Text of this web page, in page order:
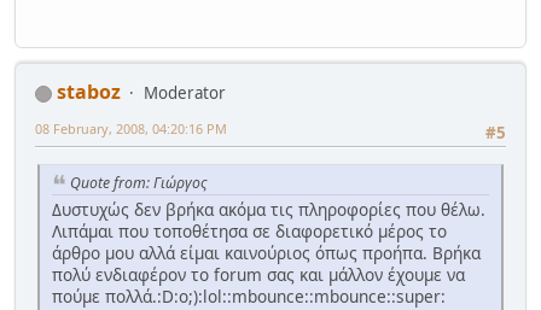
staboz
Moderator
#5
08 February, 2008, 04:20:16 PM
Quote from: Γιώργος
Δυστυχώς δεν βρήκα ακόμα τις πληροφορίες που θέλω.
Λιπάμαι που τοποθέτησα σε διαφορετικό μέρος το
άρθρο μου αλλά είμαι καινούριος όπως προήπα. Βρήκα
πολύ ενδιαφέρον το forum σας και μάλλον έχουμε να
πούμε πολλά.:D:o;):lol::mbounce::mbounce::super: